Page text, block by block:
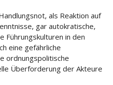
als Reaktion auf
gar autokratische,
Führungskulturen in den
eine gefährliche
ordnungspolitische
Überforderung der Akteure